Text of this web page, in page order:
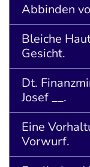
Abbinden
Bleiche
Gesicht.
Dt.
Josef __.
Eine
Vorwurf.